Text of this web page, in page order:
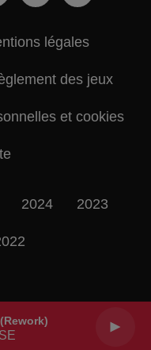
légales
des jeux
et cookies
2024 2023